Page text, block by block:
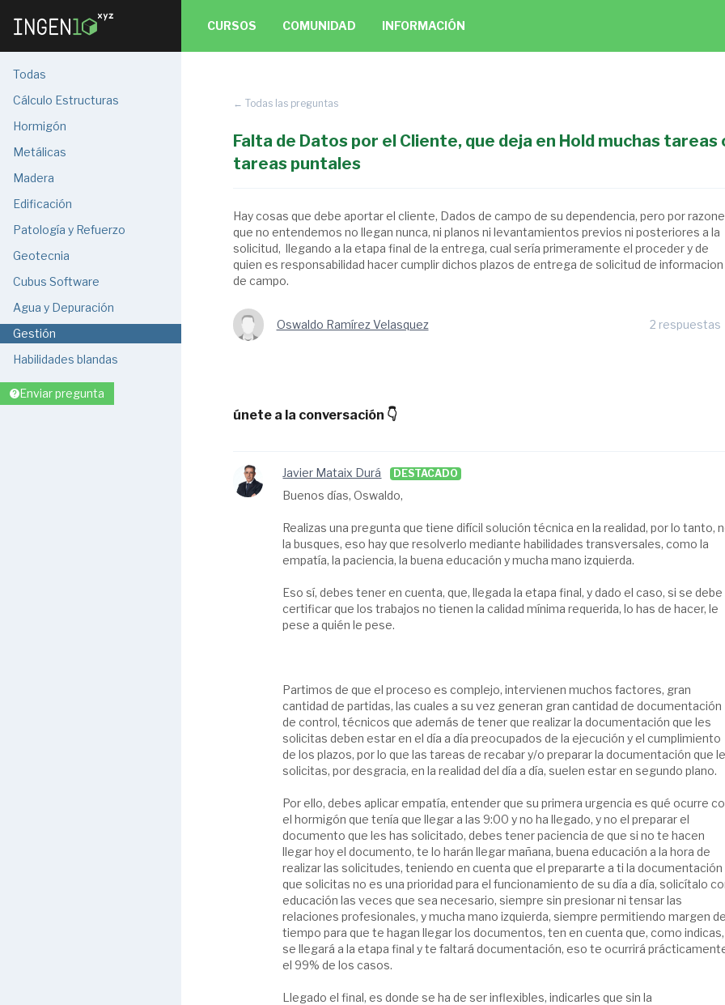
Todas
Cálculo Estructuras
Hormigón
Metálicas
Madera
Edificación
Patología y Refuerzo
Geotecnia
Cubus Software
Agua y Depuración
Gestión
Habilidades blandas
Enviar pregunta
CURSOS COMUNIDAD INFORMACIÓN
← Todas las preguntas
Falta de Datos por el Cliente, que deja en Hold muchas tareas
tareas puntales
Hay cosas que debe aportar el cliente, Dados de campo de su dependencia, pero por
que no entendemos no llegan nunca, ni planos ni levantamientos previos ni posteriores a la
solicitud, llegando a la etapa final de la entrega, cual sería primeramente el proceder y de
quien es responsabilidad hacer cumplir dichos plazos de entrega de solicitud de informacion
de campo.
Oswaldo Ramírez Velasquez 2 respuestas
únete a la conversación 👇
Javier Mataix Durá DESTACADO
Buenos días, Oswaldo,
Realizas una pregunta que tiene difícil solución técnica en la realidad, por lo tanto,
la busques, eso hay que resolverlo mediante habilidades transversales, como la
empatía, la paciencia, la buena educación y mucha mano izquierda.
Eso sí, debes tener en cuenta, que, llegada la etapa final, y dado el caso, si se debe
certificar que los trabajos no tienen la calidad mínima requerida, lo has de hacer, le
pese a quién le pese.
Partimos de que el proceso es complejo, intervienen muchos factores, gran
cantidad de partidas, las cuales a su vez generan gran cantidad de documentación
de control, técnicos que además de tener que realizar la documentación que les
solicitas deben estar en el día a día preocupados de la ejecución y el cumplimiento
de los plazos, por lo que las tareas de recabar y/o preparar la documentación que
solicitas, por desgracia, en la realidad del día a día, suelen estar en segundo plano.
Por ello, debes aplicar empatía, entender que su primera urgencia es qué ocurre
el hormigón que tenía que llegar a las 9:00 y no ha llegado, y no el preparar el
documento que les has solicitado, debes tener paciencia de que si no te hacen
llegar hoy el documento, te lo harán llegar mañana, buena educación a la hora de
realizar las solicitudes, teniendo en cuenta que el prepararte a ti la documentación
que solicitas no es una prioridad para el funcionamiento de su día a día, solicítalo
educación las veces que sea necesario, siempre sin presionar ni tensar las
relaciones profesionales, y mucha mano izquierda, siempre permitiendo margen
tiempo para que te hagan llegar los documentos, ten en cuenta que, como indicas,
se llegará a la etapa final y te faltará documentación, eso te ocurrirá
el 99% de los casos.
Llegado el final, es donde se ha de ser inflexibles, indicarles que sin la